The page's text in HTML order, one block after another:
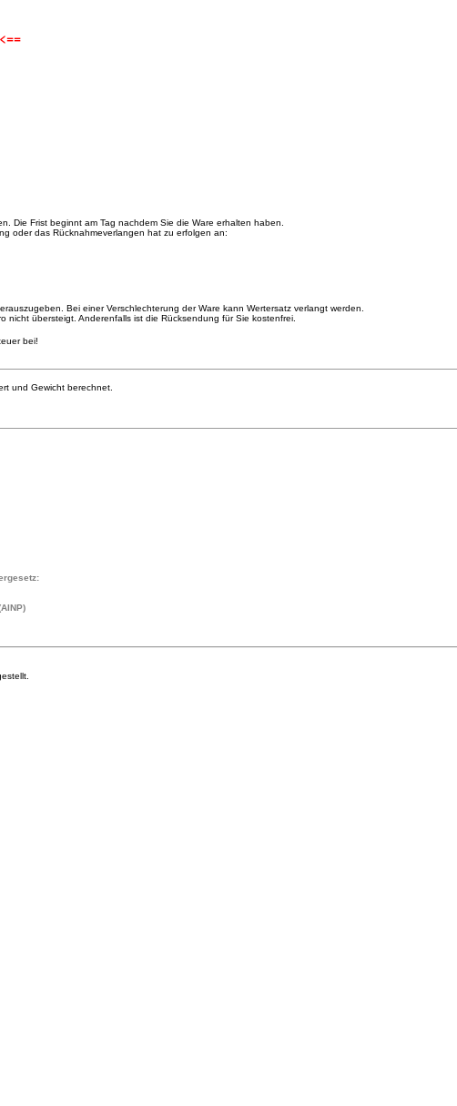
Die Frist beginnt am Tag nachdem Sie die Ware erhalten haben.
oder das Rücknahmeverlangen hat zu erfolgen an:
Bei einer Verschlechterung der Ware kann Wertersatz verlangt werden.
übersteigt. Anderenfalls ist die Rücksendung für Sie kostenfrei.
bei!
und Gewicht berechnet.